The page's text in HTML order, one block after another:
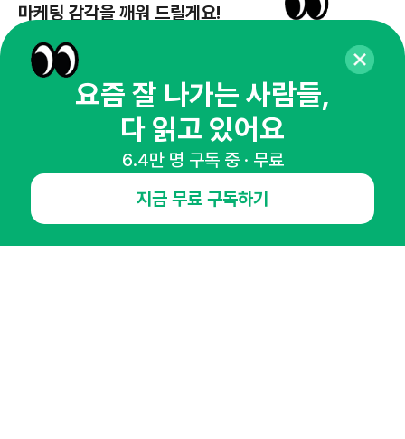
마케팅 감각을 깨워 드릴게요!
뉴스레터 구독하기
오픈애즈란
요즘 잘 나가는 사람들,
다 읽고 있어요
6.4만 명 구독 중 · 무료
지금 무료 구독하기